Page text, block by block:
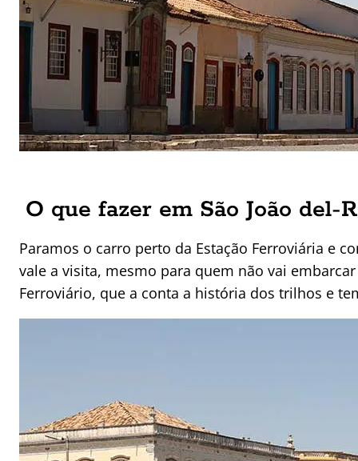
O que fazer em São João del-
Paramos o carro perto da Estação Ferroviária e
vale a visita, mesmo para quem não vai
Ferroviário, que a conta a história dos trilhos e